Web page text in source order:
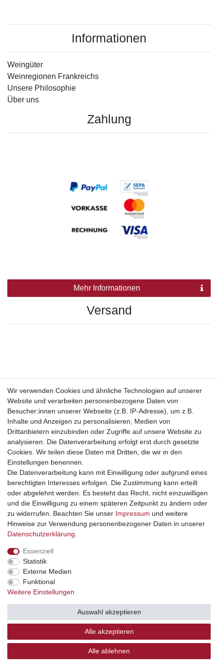
Informationen
Weingüter
Weinregionen Frankreichs
Unsere Philosophie
Über uns
Zahlung
Mehr Informationen
Versand
Mehr Informationen
Rechtliches
Widerrufsrecht
Impressum
Datenschutzerklärung
AGB
TH-012-20034-H)
© Copyright 2026 | Alle Rechte vorbehalten.
Wir verwenden Cookies und ähnliche Technologien auf unserer
Website und verarbeiten personenbezogene Daten von
Besucher:innen unserer Webseite (z.B. IP-Adresse), um z.B.
Inhalte und Anzeigen zu personalisieren, Medien von
Drittanbietern einzubinden oder Zugriffe auf unsere Website zu
analysieren. Die Datenverarbeitung erfolgt erst durch gesetzte
Cookies. Wir teilen diese Daten mit Dritten, die wir in den
Einstellungen benennen.
Die Datenverarbeitung kann mit Einwilligung oder aufgrund eines
berechtigten Interesses erfolgen. Die Zustimmung kann erteilt
oder abgelehnt werden. Es besteht das Recht, nicht einzuwilligen
und die Einwilligung zu einem späteren Zeitpunkt zu ändern oder
zu widerrufen. Beachten Sie unser Impressum und weitere
Hinweise zur Verwendung personenbezogener Daten in unserer
Daten­schutz­erklärung
Essenziell
Statistik
Externe Medien
Funktional
Weitere Einstellungen
Alle akzeptieren
Alle ablehnen
Auswahl akzeptieren